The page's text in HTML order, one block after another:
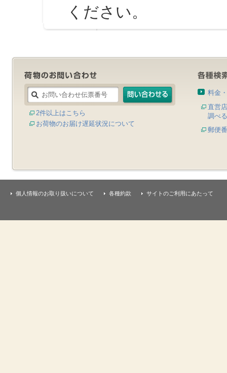
ください。
2件以上はこちら
お荷物のお届け遅延状況について
料金
直営
調べる
郵便
個人情報のお取り扱いについて 各種約款 サイトのご利用にあたって